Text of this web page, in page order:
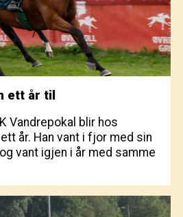
ett år til
Vandrepokal blir hos
år. Han vant i fjor med sin
vant igjen i år med samme